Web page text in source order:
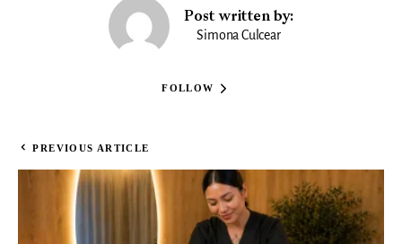
Post written by:
Simona Culcear
FOLLOW
PREVIOUS ARTICLE